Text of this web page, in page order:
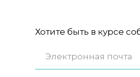
Хотите быть в курсе